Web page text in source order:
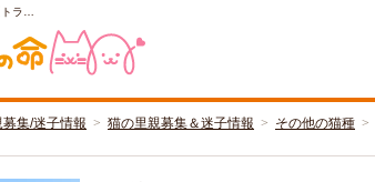
ラ…
集/迷子情報 猫の里親募集＆迷子情報 その他の猫種